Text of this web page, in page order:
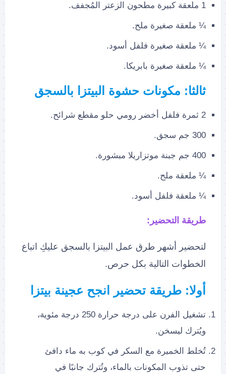
1 ملعقة كبيرة مطحون الزعتر المُجفف.
¼ ملعقة صغيرة ملح.
¼ ملعقة صغيرة فلفل أسود.
¼ ملعقة صغيرة بابريكا.
ثالثا: مكونات حشوة البيتزا بالسجق
2 ثمرة فلفل أخضر رومي حلو مقطع شرائح.
300 جم سجق.
400 جم جبنة موتزاريلا مبشورة.
¼ ملعقة ملح.
¼ ملعقة فلفل أسود.
طريقة التحضير:
لتحضير أشهر طرق عمل البيتزا بالسجق عليكِ اتباع
الخطوات التالية بكل حرص.
أولا: طريقة تحضير انجح عجينة بيتزا
تشغيل الفرن على درجة حرارة 250 درجة مئوية،
ويُترك ليسخن.
تُخلط الخميرة مع السكر في كوب به ماء دافئ
حتى تذوب المكونات بالماء، وتُترك جانبًا في